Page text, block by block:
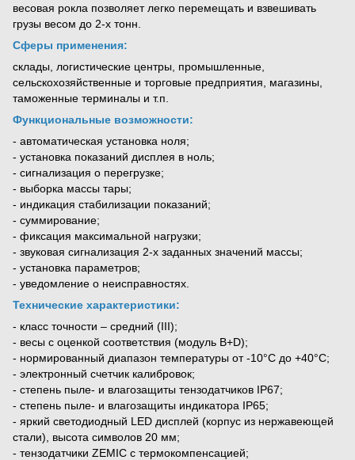
весовая рокла позволяет легко перемещать и взвешивать
грузы весом до 2-х тонн.
Сферы применения:
склады, логистические центры, промышленные,
сельскохозяйственные и торговые предприятия, магазины,
таможенные терминалы и т.п.
Функциональные возможности:
- автоматическая установка ноля;
- установка показаний дисплея в ноль;
- сигнализация о перегрузке;
- выборка массы тары;
- индикация стабилизации показаний;
- суммирование;
- фиксация максимальной нагрузки;
- звуковая сигнализация 2-х заданных значений массы;
- установка параметров;
- уведомление о неисправностях.
Технические характеристики:
- класс точности – средний (III);
- весы с оценкой соответствия (модуль B+D);
- нормированный диапазон температуры от -10°С до +40°С;
- электронный счетчик калибровок;
- степень пыле- и влагозащиты тензодатчиков IP67;
- степень пыле- и влагозащиты индикатора IP65;
- яркий светодиодный LED дисплей (корпус из нержавеющей
стали), высота символов 20 мм;
- тензодатчики ZEMIC с термокомпенсацией;